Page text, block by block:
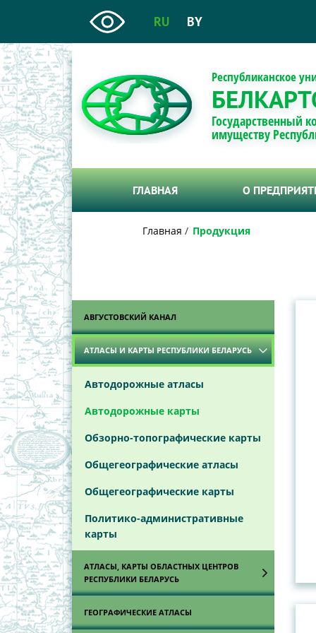
RU BY
Республиканское
Государственный
имуществу
ГЛАВНАЯ О
Главная Продукция
АВГУСТОВСКИЙ КАНАЛ
АТЛАСЫ И КАРТЫ РЕСПУБЛИКИ БЕЛАРУСЬ
Автодорожные атласы
Автодорожные карты
Обзорно-топографические карты
Общегеографические атласы
Общегеографические карты
Политико-административные
карты
АТЛАСЫ, КАРТЫ ОБЛАСТНЫХ ЦЕНТРОВ
РЕСПУБЛИКИ БЕЛАРУСЬ
Атласы областных центров
Республики Беларусь
ГЕОГРАФИЧЕСКИЕ АТЛАСЫ